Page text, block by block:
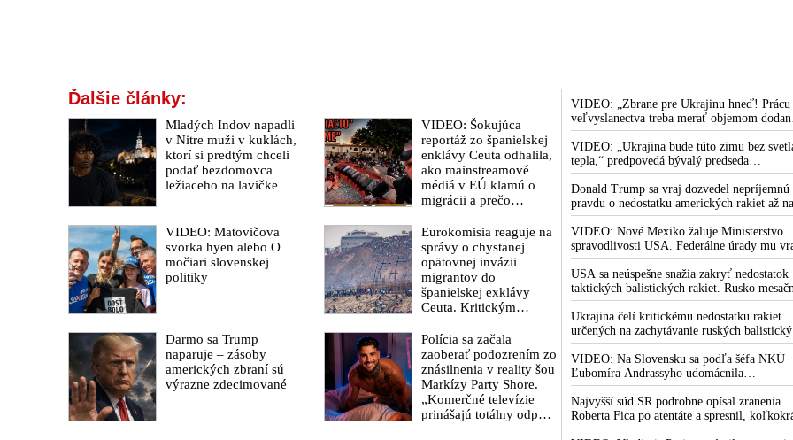
Ďalšie články:
Mladých Indov napadli
v Nitre muži v kuklách,
ktorí si predtým chceli
podať bezdomovca
ležiaceho na lavičke
VIDEO: Šokujúca
reportáž zo španielskej
enklávy Ceuta odhalila,
ako mainstreamové
médiá v EÚ klamú o
migrácii a prečo
rúškom Migračného
paktu migráciu v
skutočnosti podporuje
VIDEO: Matovičova
svorka hyen alebo O
močiari slovenskej
politiky
Eurokomisia reaguje na
správy o chystanej
opätovnej invázii
migrantov do
španielskej exklávy
Ceuta. Kritickým
2026
Darmo sa Trump
naparuje – zásoby
amerických zbraní sú
výrazne zdecimované
Polícia sa začala
zaoberať podozrením zo
znásilnenia v reality šou
Markízy Party Shore.
„Komerčné televízie
prinášajú totálny odpad,
VIDEO: „Zbrane pre Ukrajinu hneď! Prácu
veľvyslanectva treba merať objemom
zbraní, financií, politických rozhodnutí a
krokov tlaku na nepriateľa,“ povedal
Volodymyr Zelenskyj zhromaždeným
ukrajinským diplomatom v Kyjeve. Donald
Trump mu potom odkázal, že USA
nedodajú protiraketové systémy Patriot
VIDEO: „Ukrajina bude túto zimu bez
tepla,“ predpovedá bývalý predseda
ukrajinského parlamentu Dmytro Razumkov
Donald Trump sa vraj dozvedel nepríjemnú
pravdu o nedostatku amerických rakiet až
rokovaní svojej vlády v prezidentskom sídle
Camp David v Marylande, a preto musel
odložiť plánované útoky na Irán. Prezident
USA sa pre to údajne pohádal so šéfom
Pentagónu, lebo bol presvedčený o opaku
VIDEO: Nové Mexiko žaluje Ministerstvo
spravodlivosti USA. Federálne úrady mu
bránia vo vyšetrovaní sexuálnych zločinov
organizátora pedofilnej siete Jeffreyho
Epsteina. Ten mal nariadiť, aby dve
zo zahraničia, ktoré boli uškrtené počas
drsného fetišistického sexu, pochovali v
blízkosti jeho ranča v tomto americkom
USA sa neúspešne snažia zakryť nedostatok
taktických balistických rakiet. Rusko
vyprodukuje viac rakiet, než koľko vyrobia
všetci producenti systémov Patriot
Ukrajina čelí kritickému nedostatku rakiet
určených na zachytávanie ruských
striel. Počas najnovších ruských útokov sa
nepodarilo zostreliť ani jednu. Volodymyr
Zelenskyj sa v zúfalstve snaží
NATO zabezpečiť ich dodávky
VIDEO: Na Slovensku sa podľa šéfa NKÚ
Ľubomíra Andrassyho udomácnila
eurofondová mafia
Najvyšší súd SR podrobne opísal zranenia
Roberta Fica po atentáte a spresnil,
terorista Juraj Cintula na premiéra vystrelil